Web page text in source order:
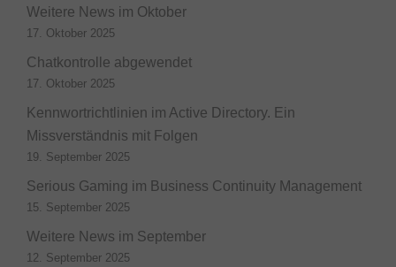
Weitere News im Oktober
17. Oktober 2025
Chatkontrolle abgewendet
17. Oktober 2025
Kennwortrichtlinien im Active Directory. Ein
Missverständnis mit Folgen
19. September 2025
Serious Gaming im Business Continuity Management
15. September 2025
Weitere News im September
12. September 2025